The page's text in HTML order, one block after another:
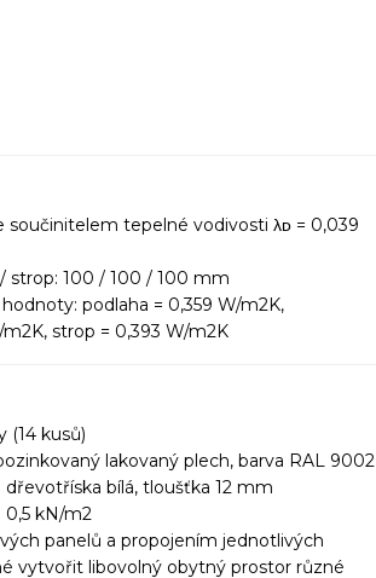
součinitelem tepelné vodivosti λᴅ = 0,039
strop: 100 / 100 / 100 mm
podlaha = 0,359 W/m2K,
strop = 0,393 W/m2K
(14 kusů)
lakovaný plech, barva RAL 9002
bílá, tloušťka 12 mm
0,5 kN/m2
panelů a propojením jednotlivých
vytvořit libovolný obytný prostor různé